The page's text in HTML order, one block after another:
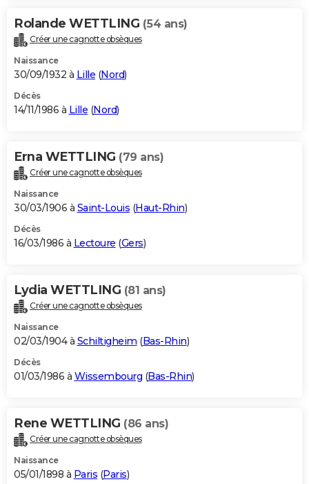
Rolande WETTLING (54 ans)
Créer une cagnotte obsèques
Naissance
30/09/1932 à Lille (Nord)
Décès
14/11/1986 à Lille (Nord)
Erna WETTLING (79 ans)
Créer une cagnotte obsèques
Naissance
30/03/1906 à Saint-Louis (Haut-Rhin)
Décès
16/03/1986 à Lectoure (Gers)
Lydia WETTLING (81 ans)
Créer une cagnotte obsèques
Naissance
02/03/1904 à Schiltigheim (Bas-Rhin)
Décès
01/03/1986 à Wissembourg (Bas-Rhin)
Rene WETTLING (86 ans)
Créer une cagnotte obsèques
Naissance
05/01/1898 à Paris (Paris)